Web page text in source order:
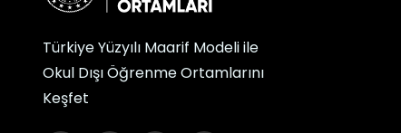
Türkiye Yüzyılı Maarif Modeli ile
Okul Dışı Öğrenme Ortamlarını
Keşfet